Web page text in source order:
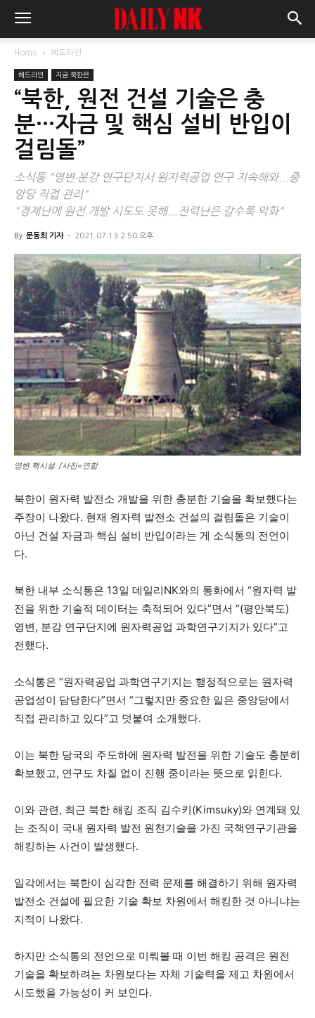
Home 헤드라인
헤드라인 지금 북한은
“북한, 원전 건설 기술은 충
분…자금 및 핵심 설비 반입이
걸림돌”
소식통 "영변‧분강 연구단지서 원자력공업 연구 지속해와...중
앙당 직접 관리"
"경제난에 원전 개발 시도도 못해...전력난은 갈수록 악화"
By 문동희 기자 - 2021.07.13 2:50 오후
영변 핵시설. /사진=연합
북한이 원자력 발전소 개발을 위한 충분한 기술을 확보했다는
주장이 나왔다. 현재 원자력 발전소 건설의 걸림돌은 기술이
아닌 건설 자금과 핵심 설비 반입이라는 게 소식통의 전언이
다.
북한 내부 소식통은 13일 데일리NK와의 통화에서 “원자력 발
전을 위한 기술적 데이터는 축적되어 있다”면서 “(평안북도)
영변, 분강 연구단지에 원자력공업 과학연구기지가 있다”고
전했다.
소식통은 “원자력공업 과학연구기지는 행정적으로는 원자력
공업성이 담당한다”면서 “그렇지만 중요한 일은 중앙당에서
직접 관리하고 있다”고 덧붙여 소개했다.
이는 북한 당국의 주도하에 원자력 발전을 위한 기술도 충분히
확보했고, 연구도 차질 없이 진행 중이라는 뜻으로 읽힌다.
이와 관련, 최근 북한 해킹 조직 김수키(Kimsuky)와 연계돼 있
는 조직이 국내 원자력 발전 원천기술을 가진 국책연구기관을
해킹하는 사건이 발생했다.
일각에서는 북한이 심각한 전력 문제를 해결하기 위해 원자력
발전소 건설에 필요한 기술 확보 차원에서 해킹한 것 아니냐는
지적이 나왔다.
하지만 소식통의 전언으로 미뤄볼 때 이번 해킹 공격은 원전
기술을 확보하려는 차원보다는 자체 기술력을 제고 차원에서
시도했을 가능성이 커 보인다.